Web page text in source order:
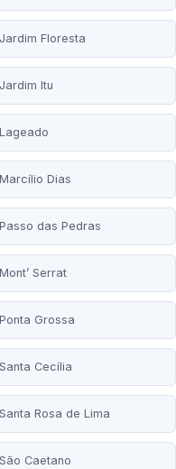
Jardim Floresta
Jardim Itu
Lageado
Marcílio Dias
Passo das Pedras
Mont’ Serrat
Ponta Grossa
Santa Cecília
Santa Rosa de Lima
São Caetano